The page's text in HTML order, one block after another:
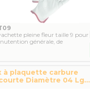
pleine fleur taille 9 pour
générale, de
à plaquette carbure
Diamètre 04 Lg...